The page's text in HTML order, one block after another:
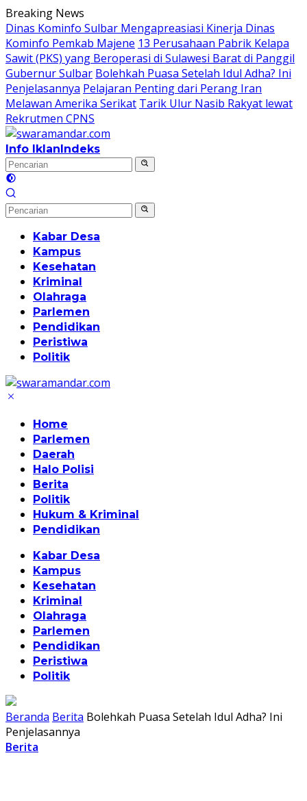
Langsung
ke
konten
Breaking News
Dinas Kominfo Sulbar Mengapreasiasi Kinerja Dinas
Kominfo Pemkab Majene 13 Perusahaan Pabrik Kelapa
Sawit (PKS) yang Beroperasi di Sulawesi Barat di Panggil
Gubernur Sulbar Bolehkah Puasa Setelah Idul Adha? Ini
Penjelasannya Pelajaran Penting dari Perang Iran
Melawan Amerika Serikat Tarik Ulur Nasib Rakyat lewat
Rekrutmen CPNS
Info IklanIndeks
Kabar Desa
Kampus
Kesehatan
Kriminal
Olahraga
Parlemen
Pendidikan
Peristiwa
Politik
Home
Parlemen
Daerah
Halo Polisi
Berita
Politik
Hukum & Kriminal
Pendidikan
Kabar Desa
Kampus
Kesehatan
Kriminal
Olahraga
Parlemen
Pendidikan
Peristiwa
Politik
Beranda Berita Bolehkah Puasa Setelah Idul Adha? Ini
Penjelasannya
Berita